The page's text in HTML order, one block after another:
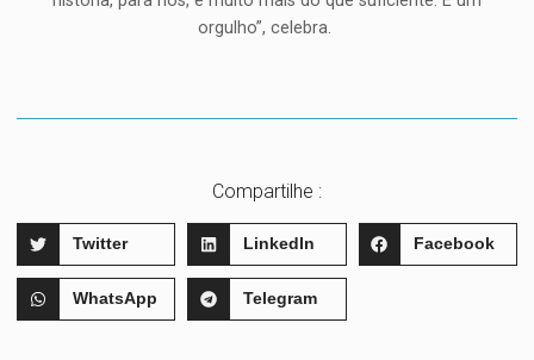
orgulho”, celebra.
Compartilhe :
Twitter LinkedIn Facebook
WhatsApp Telegram